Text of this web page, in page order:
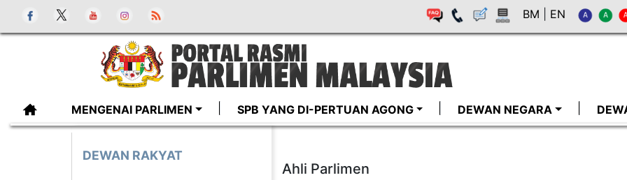
BM EN
MENGENAI PARLIMEN SPB YANG DI-PERTUAN AGONG DEWAN NEGARA
Ahli Parlimen
DEWAN RAKYAT